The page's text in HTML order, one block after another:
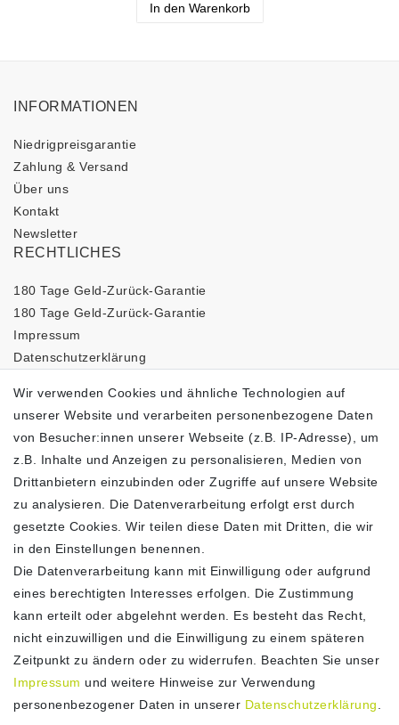
In den Warenkorb
INFORMATIONEN
Niedrigpreisgarantie
Zahlung & Versand
Über uns
Kontakt
Newsletter
RECHTLICHES
180 Tage Geld-Zurück-Garantie
180 Tage Geld-Zurück-Garantie
Impressum
Daten­schutz­erklärung
Barrierefreiheitserklärung
Widerrufs­recht
ZAHLUNG
Wir verwenden Cookies und ähnliche Technologien auf
unserer Website und verarbeiten personenbezogene Daten
von Besucher:innen unserer Webseite (z.B. IP-Adresse), um
z.B. Inhalte und Anzeigen zu personalisieren, Medien von
Drittanbietern einzubinden oder Zugriffe auf unsere Website
zu analysieren. Die Datenverarbeitung erfolgt erst durch
gesetzte Cookies. Wir teilen diese Daten mit Dritten, die wir
in den Einstellungen benennen.
Die Datenverarbeitung kann mit Einwilligung oder aufgrund
eines berechtigten Interesses erfolgen. Die Zustimmung
kann erteilt oder abgelehnt werden. Es besteht das Recht,
nicht einzuwilligen und die Einwilligung zu einem späteren
Zeitpunkt zu ändern oder zu widerrufen. Beachten Sie unser
Impressum und weitere Hinweise zur Verwendung
personenbezogener Daten in unserer Daten­schutz­erklärung